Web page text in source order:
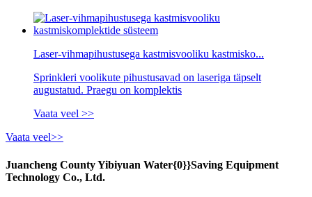
Laser-vihmapihustusega kastmisvooliku kastmisko...
Sprinkleri voolikute pihustusavad on laseriga täpselt
augustatud. Praegu on komplektis
Vaata veel >>
Vaata veel>>
Juancheng County Yibiyuan Water{0}}Saving Equipment
Technology Co., Ltd.